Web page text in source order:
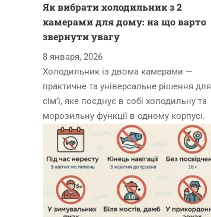
Як вибрати холодильник з 2
камерами для дому: на що варто
звернути увагу
8 января, 2026
Холодильник із двома камерами —
практичне та універсальне рішення для
сім’ї, яке поєднує в собі холодильну та
морозильну функції в одному корпусі.